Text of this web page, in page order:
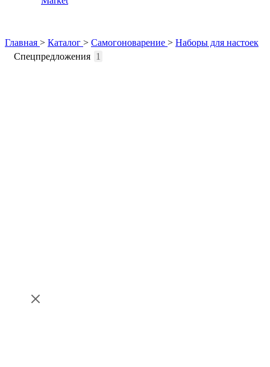
Главная > Каталог > Самогоноварение > Наборы для настоек
Спецпредложения 1